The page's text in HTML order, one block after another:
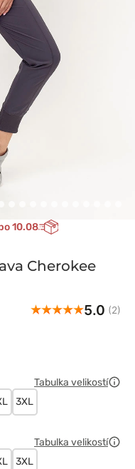
10.08
Cherokee
5.0 (2)
Tabulka velikostí
3XL
Tabulka velikostí
3XL